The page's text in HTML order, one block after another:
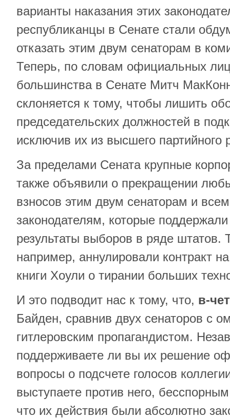
варианты наказания этих
республиканцы в Сенате стали
отказать этим двум сенаторам в
Теперь, по словам официальных
большинства в Сенате Митч
склоняется к тому, чтобы лишить
председательских должностей в
исключив их из высшего партийного
За пределами Сената крупные
также объявили о прекращении
взносов этим двум сенаторам и
законодателям, которые
результаты выборов в ряде штатов.
например, аннулировали контракт
книги Хоули о тирании больших
И это подводит нас к тому, что, в-
Байден, сравнив двух сенаторов с
гитлеровским пропагандистом.
поддерживаете ли вы их решение
вопросы о подсчете голосов
выступаете против него,
что их действия были абсолютно